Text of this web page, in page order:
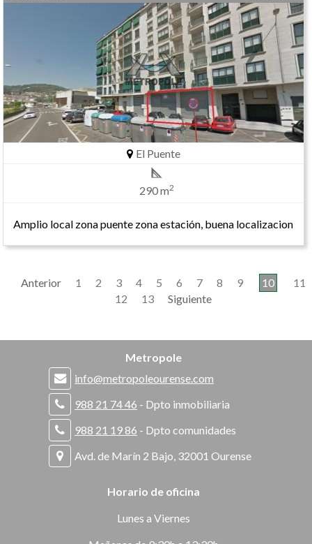
El Puente
290 m2
Amplio local zona puente zona estación, buena localizacion
Anterior 1 2 3 4 5 6 7 8 9 10
11
12
13 Siguiente
Metropole
info@metropoleourense.com
988 21 74 46 - Dpto inmobiliaria
988 21 19 86 - Dpto comunidades
Avd. de Marín 2 Bajo, 32001 Ourense
Horario de oficina
Lunes a Viernes